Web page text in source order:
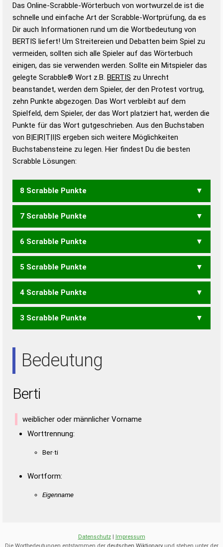
Wortwurzel liefert mit Hilfe eines semantischen
Wortanalyse-Algorithmus gute Anhaltspunkte zu
Wortbedeutung, Worttrennung und Wortform, um die
Gültigkeit eines Wortes für das Scrabble-Spiel zu
bestimmen!
zugelassene Turnier Scrabble-
Wörterbücher sind:
Duden – Standardwerk in 12 Bänden
Duden – Richtiges und gutes
Deutsch
Duden – Die deutsche Grammatik
Duden – Deutsches
Das Online-Scrabble-Wörterbuch von wortwurzel.de ist die
schnelle und einfache Art der Scrabble-Wortprüfung, da es
Dir auch Informationen rund um die Wortbedeutung von
BERTIS liefert! Um Streitereien und Debatten beim Spiel zu
vermeiden, sollten sich alle Spieler auf das Wörterbuch
einigen, das sie verwenden werden. Sollte ein Mitspieler das
gelegte Scrabble® Wort z.B. BERTIS zu Unrecht
beanstandet, werden dem Spieler, der den Protest vortrug,
zehn Punkte abgezogen. Das Wort verbleibt auf dem
Spielfeld, dem Spieler, der das Wort platziert hat, werden die
Punkte für das Wort gutgeschrieben. Aus den Buchstaben
von B|E|R|T|I|S ergeben sich weitere Möglichkeiten
Buchstabensteine zu legen. Hier findest Du die besten
Scrabble Lösungen:
8 Scrabble Punkte
BISTER REIBST RIEBST
7 Scrabble Punkte
BIERS BIEST BIRST BREIS
BRITE EBITS ERBST REIBT RIEBT SIEBT STIEB STIRB
STREB TREIB TRIEB
6 Scrabble Punkte
BEST BIER BIET BISE
REIB RIEB SIEB
5 Scrabble Punkte
BEI BET BIS BIT ERB
STIER TIERS
4 Scrabble Punkte
EIST ERST REIS REIT
SIRE SITE STER TIER
3 Scrabble Punkte
Bedeutung
Berti
weiblicher oder männlicher Vorname
Worttrennung:
Ber·ti
Wortform:
Eigenname
Datenschutz| Impressum
Die Wortbedeutungen entstammen der deutschen Wiktionaryund stehen unter der